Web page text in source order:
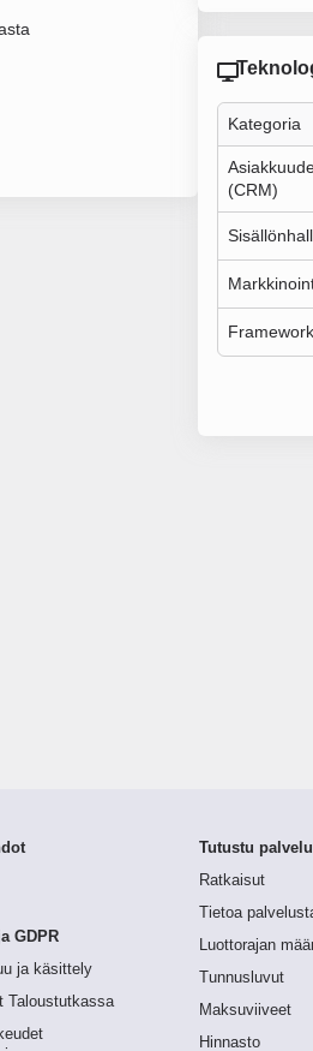
Kategoria
(CRM)
Framework
GDPR
ja käsittely
Taloustutkassa
Tutustu
Ratkaisut
Tietoa
Luottorajan
Tunnusluvut
Maksuviiveet
Hinnasto